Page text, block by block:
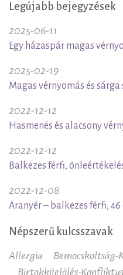
Legújabb bejegyzések
Egy házaspár magas
2025-06-11
Magas vérnyomás és
2025-02-19
Hasmenés és alacsony
2022-12-12
Balkezes férfi,
2022-12-12
Aranyér – balkezes férfi, 46
2022-12-08
Népszerű kulcsszavak
Allergia
Birtokkijelölés-Konfliktus